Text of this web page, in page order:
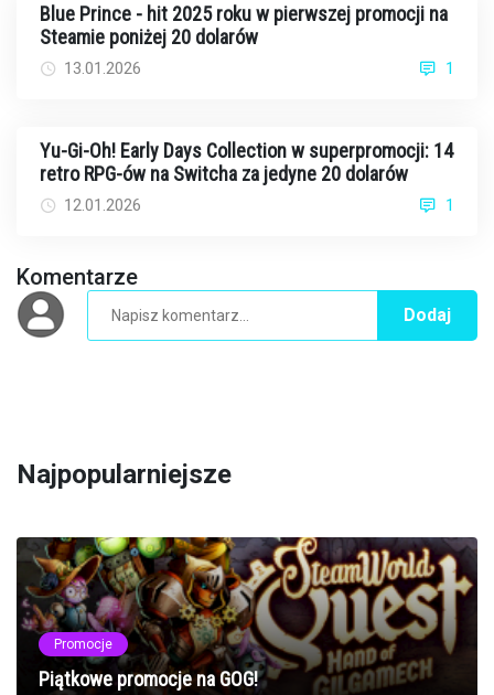
Blue Prince - hit 2025 roku w pierwszej promocji na
Steamie poniżej 20 dolarów
13.01.2026 1
Yu-Gi-Oh! Early Days Collection w superpromocji: 14
retro RPG-ów na Switcha za jedyne 20 dolarów
12.01.2026 1
Komentarze
Dodaj
Najpopularniejsze
Promocje
Piątkowe promocje na GOG!